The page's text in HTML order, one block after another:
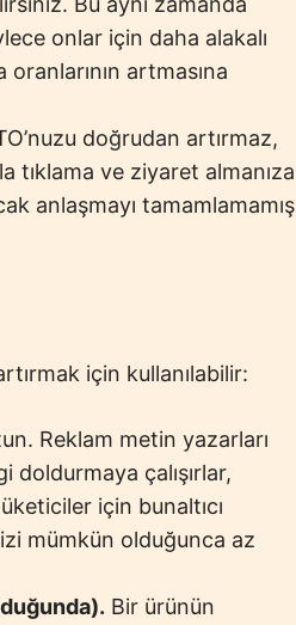
onlar için daha alakalı
artmasına
doğrudan artırmaz,
tıklama ve ziyaret almanıza
anlaşmayı tamamlamamış
için kullanılabilir:
Reklam metin yazarları
doldurmaya çalışırlar,
için bunaltıcı
mümkün olduğunca az
Bir ürünün